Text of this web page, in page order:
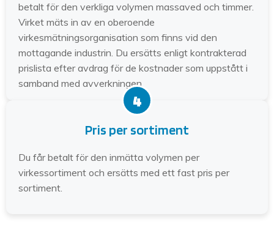
betalt för den verkliga volymen massaved och timmer.
Virket mäts in av en oberoende
virkesmätningsorganisation som finns vid den
mottagande industrin. Du ersätts enligt kontrakterad
prislista efter avdrag för de kostnader som uppstått i
samband med avverkningen.
4
Pris per sortiment
Du får betalt för den inmätta volymen per
virkessortiment och ersätts med ett fast pris per
sortiment.